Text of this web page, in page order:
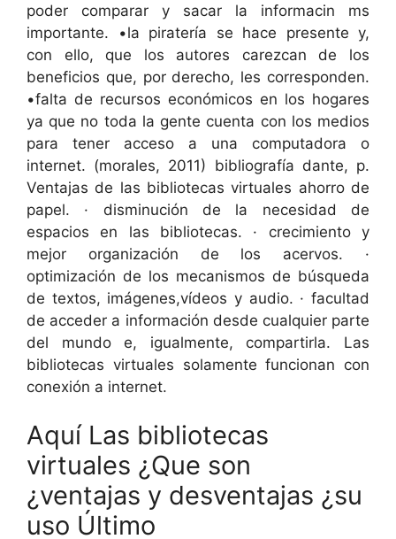
poder comparar y sacar la informacin ms
importante. •la piratería se hace presente y,
con ello, que los autores carezcan de los
beneficios que, por derecho, les corresponden.
•falta de recursos económicos en los hogares
ya que no toda la gente cuenta con los medios
para tener acceso a una computadora o
internet. (morales, 2011) bibliografía dante, p.
Ventajas de las bibliotecas virtuales ahorro de
papel. · disminución de la necesidad de
espacios en las bibliotecas. · crecimiento y
mejor organización de los acervos. ·
optimización de los mecanismos de búsqueda
de textos, imágenes,vídeos y audio. · facultad
de acceder a información desde cualquier parte
del mundo e, igualmente, compartirla. Las
bibliotecas virtuales solamente funcionan con
conexión a internet.
Aquí Las bibliotecas
virtuales ¿Que son
¿ventajas y desventajas ¿su
uso Último